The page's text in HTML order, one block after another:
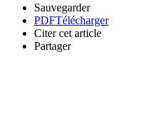
Sauvegarder
PDFTélécharger
Citer cet article
Partager